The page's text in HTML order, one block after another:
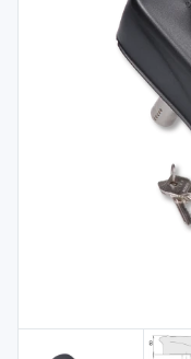
materiál
materiál